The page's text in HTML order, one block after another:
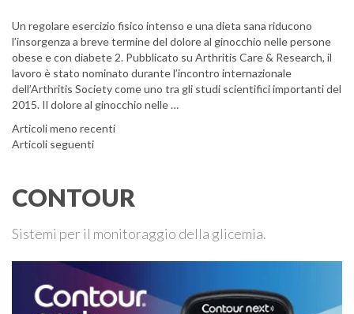
Un regolare esercizio fisico intenso e una dieta sana riducono
l’insorgenza a breve termine del dolore al ginocchio nelle persone
obese e con diabete 2. Pubblicato su Arthritis Care & Research, il
lavoro è stato nominato durante l’incontro internazionale
dell’Arthritis Society come uno tra gli studi scientifici importanti del
2015. Il dolore al ginocchio nelle …
Navigazione articoli
Articoli meno recenti
Articoli seguenti
CONTOUR
Sistemi per il monitoraggio della glicemia.